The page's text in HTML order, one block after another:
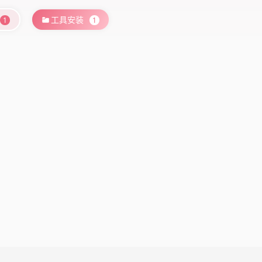
1 工具安装 1